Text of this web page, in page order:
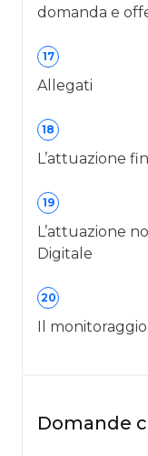
domanda e
17
Allegati
18
L’attuazione
19
L’attuazione
Digitale
20
Il
Domande